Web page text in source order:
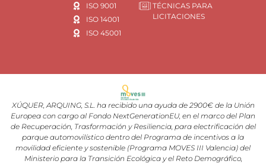
ISO 9001
ISO 14001
ISO 45001
TÉCNICAS PARA
LICITACIONES
XÚQUER, ARQUING, S.L. ha recibido una ayuda de 2900€ de la Unión
Europea con cargo al Fondo NextGenerationEU, en el marco del Plan
de Recuperación, Trasformación y Resiliencia, para electrificación del
parque automovilístico dentro del Programa de incentivos a la
movilidad eficiente y sostenible (Programa MOVES III Valencia) del
Ministerio para la Transición Ecológica y el Reto Demográfico,